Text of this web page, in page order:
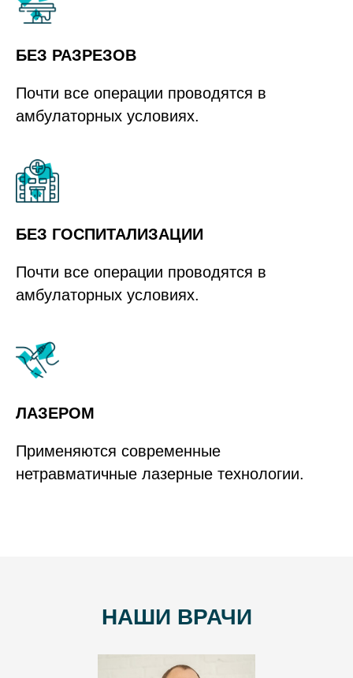
БЕЗ РАЗРЕЗОВ
Почти все операции проводятся в
амбулаторных условиях.
БЕЗ ГОСПИТАЛИЗАЦИИ
Почти все операции проводятся в
амбулаторных условиях.
ЛАЗЕРОМ
Применяются современные
нетравматичные лазерные технологии.
НАШИ ВРАЧИ